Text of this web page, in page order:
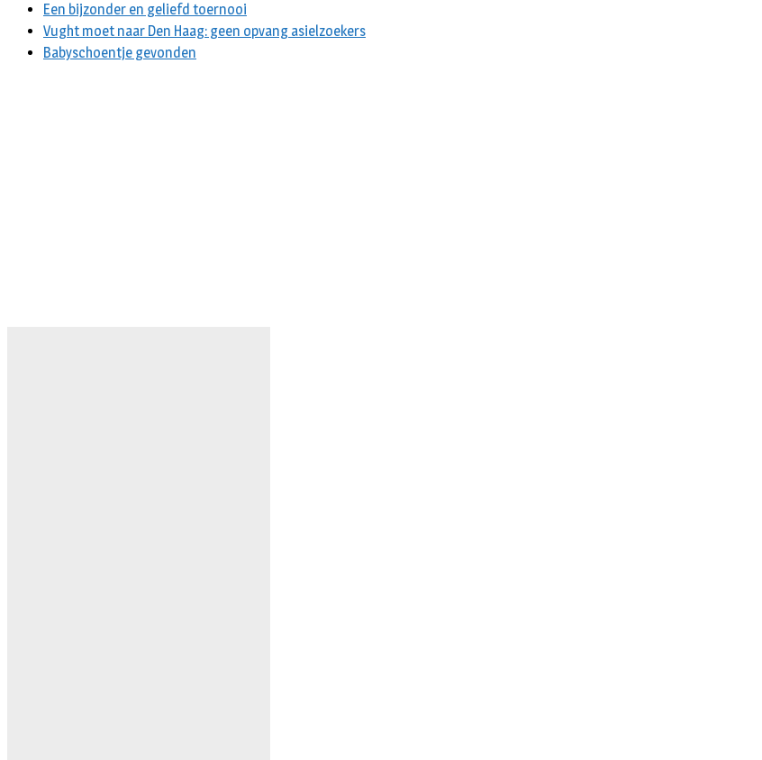
Een bijzonder en geliefd toernooi
Vught moet naar Den Haag: geen opvang asielzoekers
Babyschoentje gevonden